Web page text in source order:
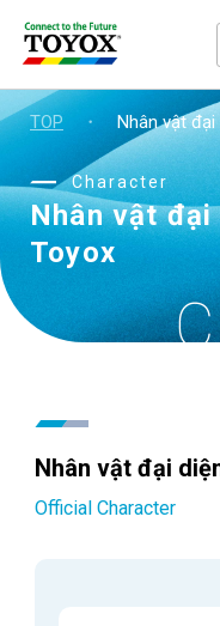
TOP ・ Nhân vật
Character
Nhân vật
Toyox
Nhân vật đại
Official Character